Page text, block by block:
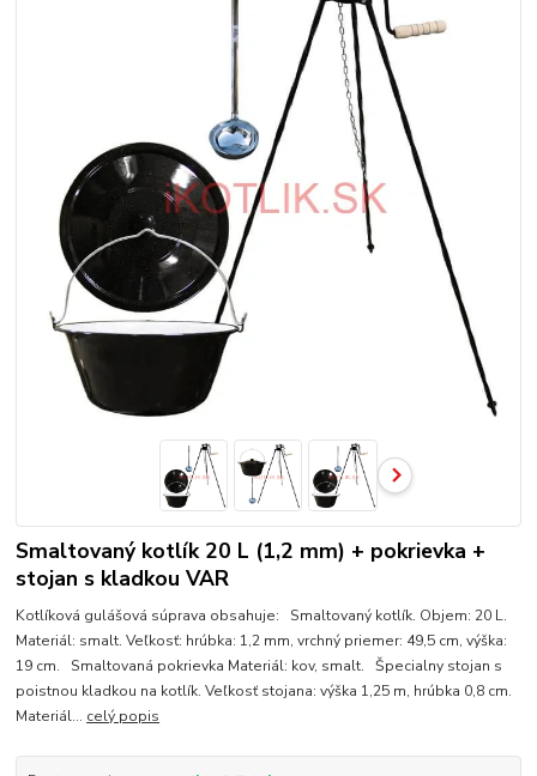
Smaltovaný kotlík 20 L (1,2 mm) + pokrievka +
stojan s kladkou VAR
Kotlíková gulášová súprava obsahuje: Smaltovaný kotlík. Objem: 20 L.
Materiál: smalt. Veľkosť: hrúbka: 1,2 mm, vrchný priemer: 49,5 cm, výška:
19 cm. Smaltovaná pokrievka Materiál: kov, smalt. Špecialny stojan s
poistnou kladkou na kotlík. Veľkosť stojana: výška 1,25 m, hrúbka 0,8 cm.
Materiál... celý popis